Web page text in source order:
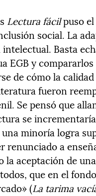
Lectura fácilpuso el
social. La
Basta
EGB y
de cómo la
fueron
Se pensó que
se
minoría logra
renunciado a
la aceptación de
que en el
(La tarima